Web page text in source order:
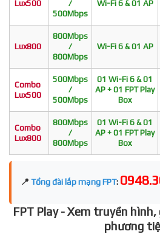
Lux500
/
500Mbps
Wi-Fi 6 & 01 AP
Lux800
800Mbps
/
800Mbps
Wi-Fi 6 & 01 AP
Combo
Lux500
500Mbps
/
500Mbps
01 Wi-Fi 6 & 01
AP + 01 FPT Play
Box
Combo
Lux800
800Mbps
/
800Mbps
01 Wi-Fi 6 & 01
AP + 01 FPT Play
Box
📍 Tổng đài lắp mạng FPT:
FPT Play - Xem truyền
phương